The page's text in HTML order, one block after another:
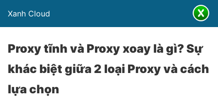
Xanh Cloud
Proxy tĩnh và Proxy xoay là gì? Sự
khác biệt giữa 2 loại Proxy và cách
lựa chọn